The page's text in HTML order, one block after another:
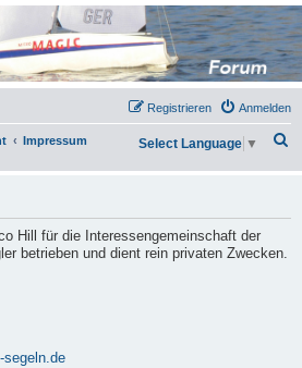
Anmelden
Registrieren
Impressum
h
Select Language ▼
Hill für die Interessengemeinschaft der
betrieben und dient rein privaten Zwecken.
segeln.de